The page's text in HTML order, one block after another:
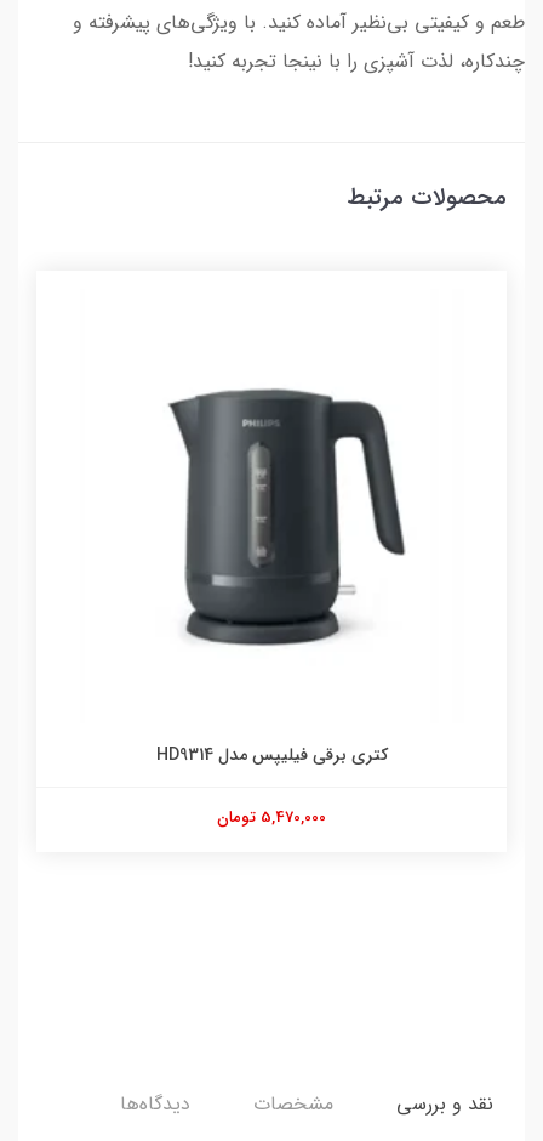
طعم و کیفیتی بی‌نظیر آماده کنید. با ویژگی‌های پیشرفته و
چندکاره، لذت آشپزی را با نینجا تجربه کنید!
محصولات مرتبط
کتری برقی فیلیپس مدل HD9314
5,470,000 تومان
نقد و بررسی مشخصات دیدگاه‌ها